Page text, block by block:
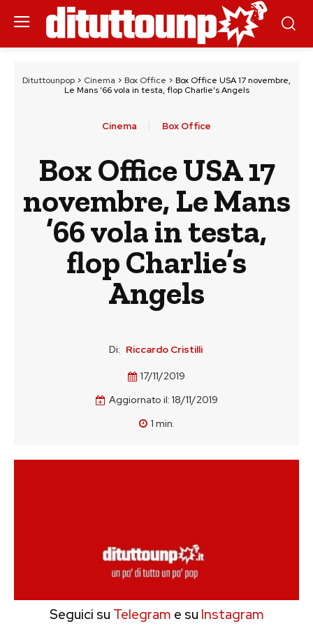
Dituttounpop > Cinema > Box Office > Box Office USA 17 novembre,
Le Mans ’66 vola in testa, flop Charlie’s Angels
Cinema Box Office
Box Office USA 17
novembre, Le Mans
’66 vola in testa,
flop Charlie’s
Angels
Di: Riccardo Cristilli
17/11/2019
Aggiornato il: 18/11/2019
1 min.
Seguici su Telegram e su Instagram